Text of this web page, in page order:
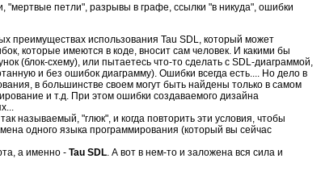
"мертвые петли", разрывы в графе, ссылки "в никуда", ошибки
преимуществах использования Tau SDL, который может
которые имеются в коде, вносит сам человек. И какими бы
(блок-схему), или пытаетесь что-то сделать с SDL-диаграммой,
и без ошибок диаграмму). Ошибки всегда есть.... Но дело в
в большинстве своем могут быть найдены только в самом
и т.д. При этом ошибки создаваемого дизайна
называемый, "глюк", и когда повторить эти условия, чтобы
одного языка программирования (который вы сейчас
а именно - Tau SDL . А вот в нем-то и заложена вся сила и